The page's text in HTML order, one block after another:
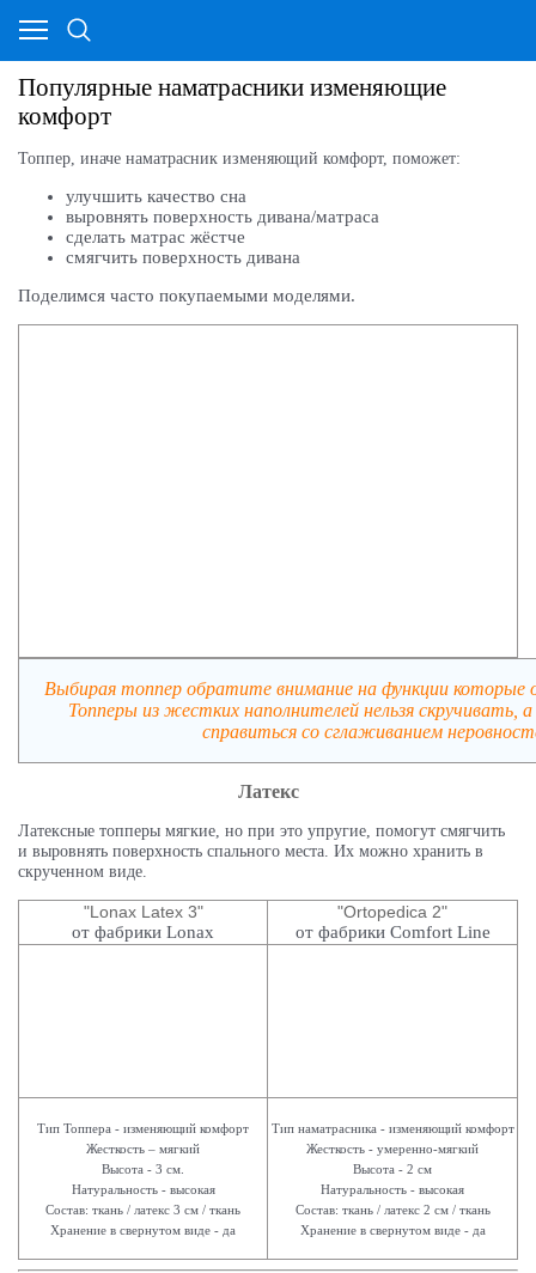
Популярные наматрасники изменяющие
комфорт
Топпер, иначе наматрасник изменяющий комфорт, поможет:
улучшить качество сна
выровнять поверхность дивана/матраса
сделать матрас жёстче
смягчить поверхность дивана
Поделимся часто покупаемыми моделями.
Выбирая топпер обратите внимание на функции которые
Топперы из жестких наполнителей нельзя скручивать,
справиться со сглаживанием
Латекс
Латексные топперы мягкие, но при это упругие, помогут смягчить
и выровнять поверхность спального места. Их можно хранить в
скрученном виде.
"Lonax Latex 3"
от фабрики Lonax
"Ortopedica 2"
от фабрики Comfort Line
Тип Топпера - изменяющий комфорт
Жесткость – мягкий
Высота - 3 см.
Натуральность - высокая
Состав: ткань / латекс 3 см / ткань
Хранение в свернутом виде - да
Тип наматрасника - изменяющий комфорт
Жесткость - умеренно-мягкий
Высота - 2 см
Натуральность - высокая
Состав: ткань / латекс 2 см / ткань
Хранение в свернутом виде - да